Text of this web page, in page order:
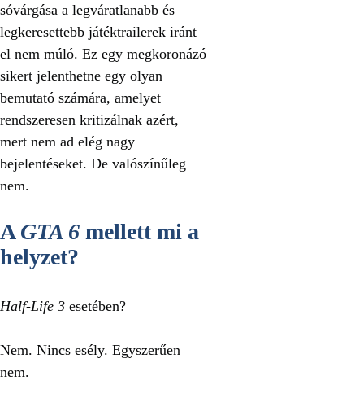
sóvárgása a legváratlanabb és
legkeresettebb játéktrailerek iránt
el nem múló. Ez egy megkoronázó
sikert jelenthetne egy olyan
bemutató számára, amelyet
rendszeresen kritizálnak azért,
mert nem ad elég nagy
bejelentéseket. De valószínűleg
nem.
AGTA 6 mellett mi a
helyzet?
Half-Life 3 esetében?
Nem. Nincs esély. Egyszerűen
nem.